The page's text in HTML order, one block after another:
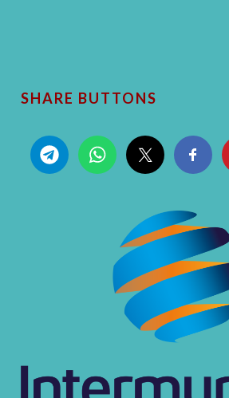
SHARE BUTTONS